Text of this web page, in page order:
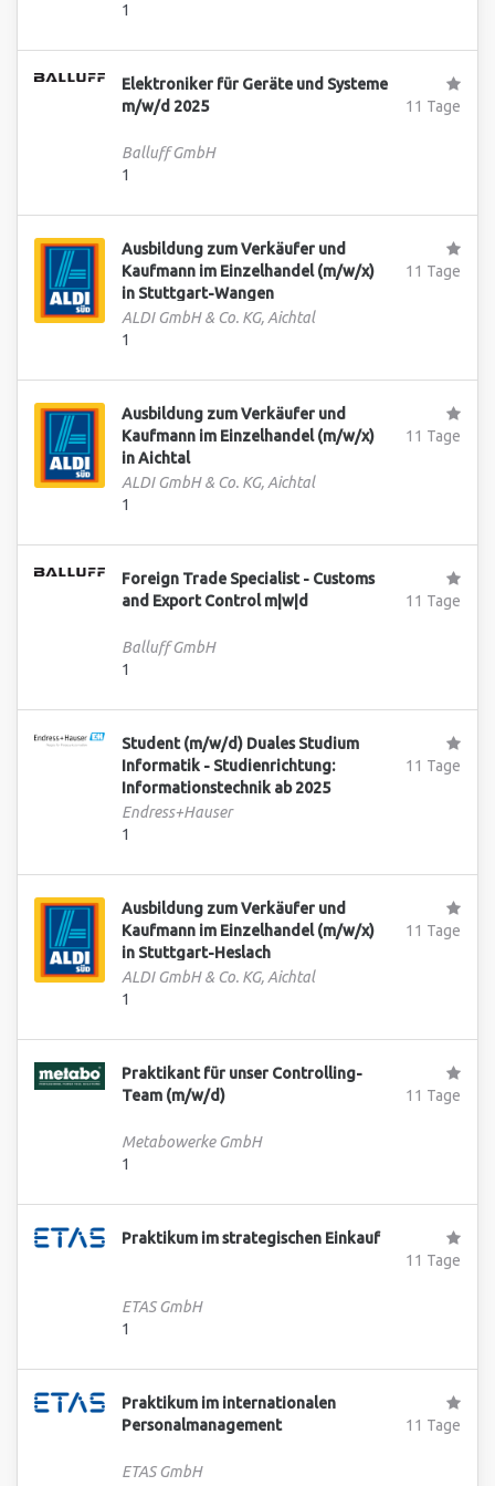
1
Elektroniker für Geräte und Systeme
m/w/d 2025
Balluff GmbH
1
11 Tage
Ausbildung zum Verkäufer und
Kaufmann im Einzelhandel (m/w/x)
in Stuttgart-Wangen
ALDI GmbH & Co. KG, Aichtal
1
11 Tage
Ausbildung zum Verkäufer und
Kaufmann im Einzelhandel (m/w/x)
in Aichtal
ALDI GmbH & Co. KG, Aichtal
1
11 Tage
Foreign Trade Specialist - Customs
and Export Control m|w|d
Balluff GmbH
1
11 Tage
Student (m/w/d) Duales Studium
Informatik - Studienrichtung:
Informationstechnik ab 2025
Endress+Hauser
1
11 Tage
Ausbildung zum Verkäufer und
Kaufmann im Einzelhandel (m/w/x)
in Stuttgart-Heslach
ALDI GmbH & Co. KG, Aichtal
1
11 Tage
Praktikant für unser Controlling-
Team (m/w/d)
Metabowerke GmbH
1
11 Tage
Praktikum im strategischen Einkauf
ETAS GmbH
1
11 Tage
Praktikum im internationalen
Personalmanagement
ETAS GmbH
11 Tage